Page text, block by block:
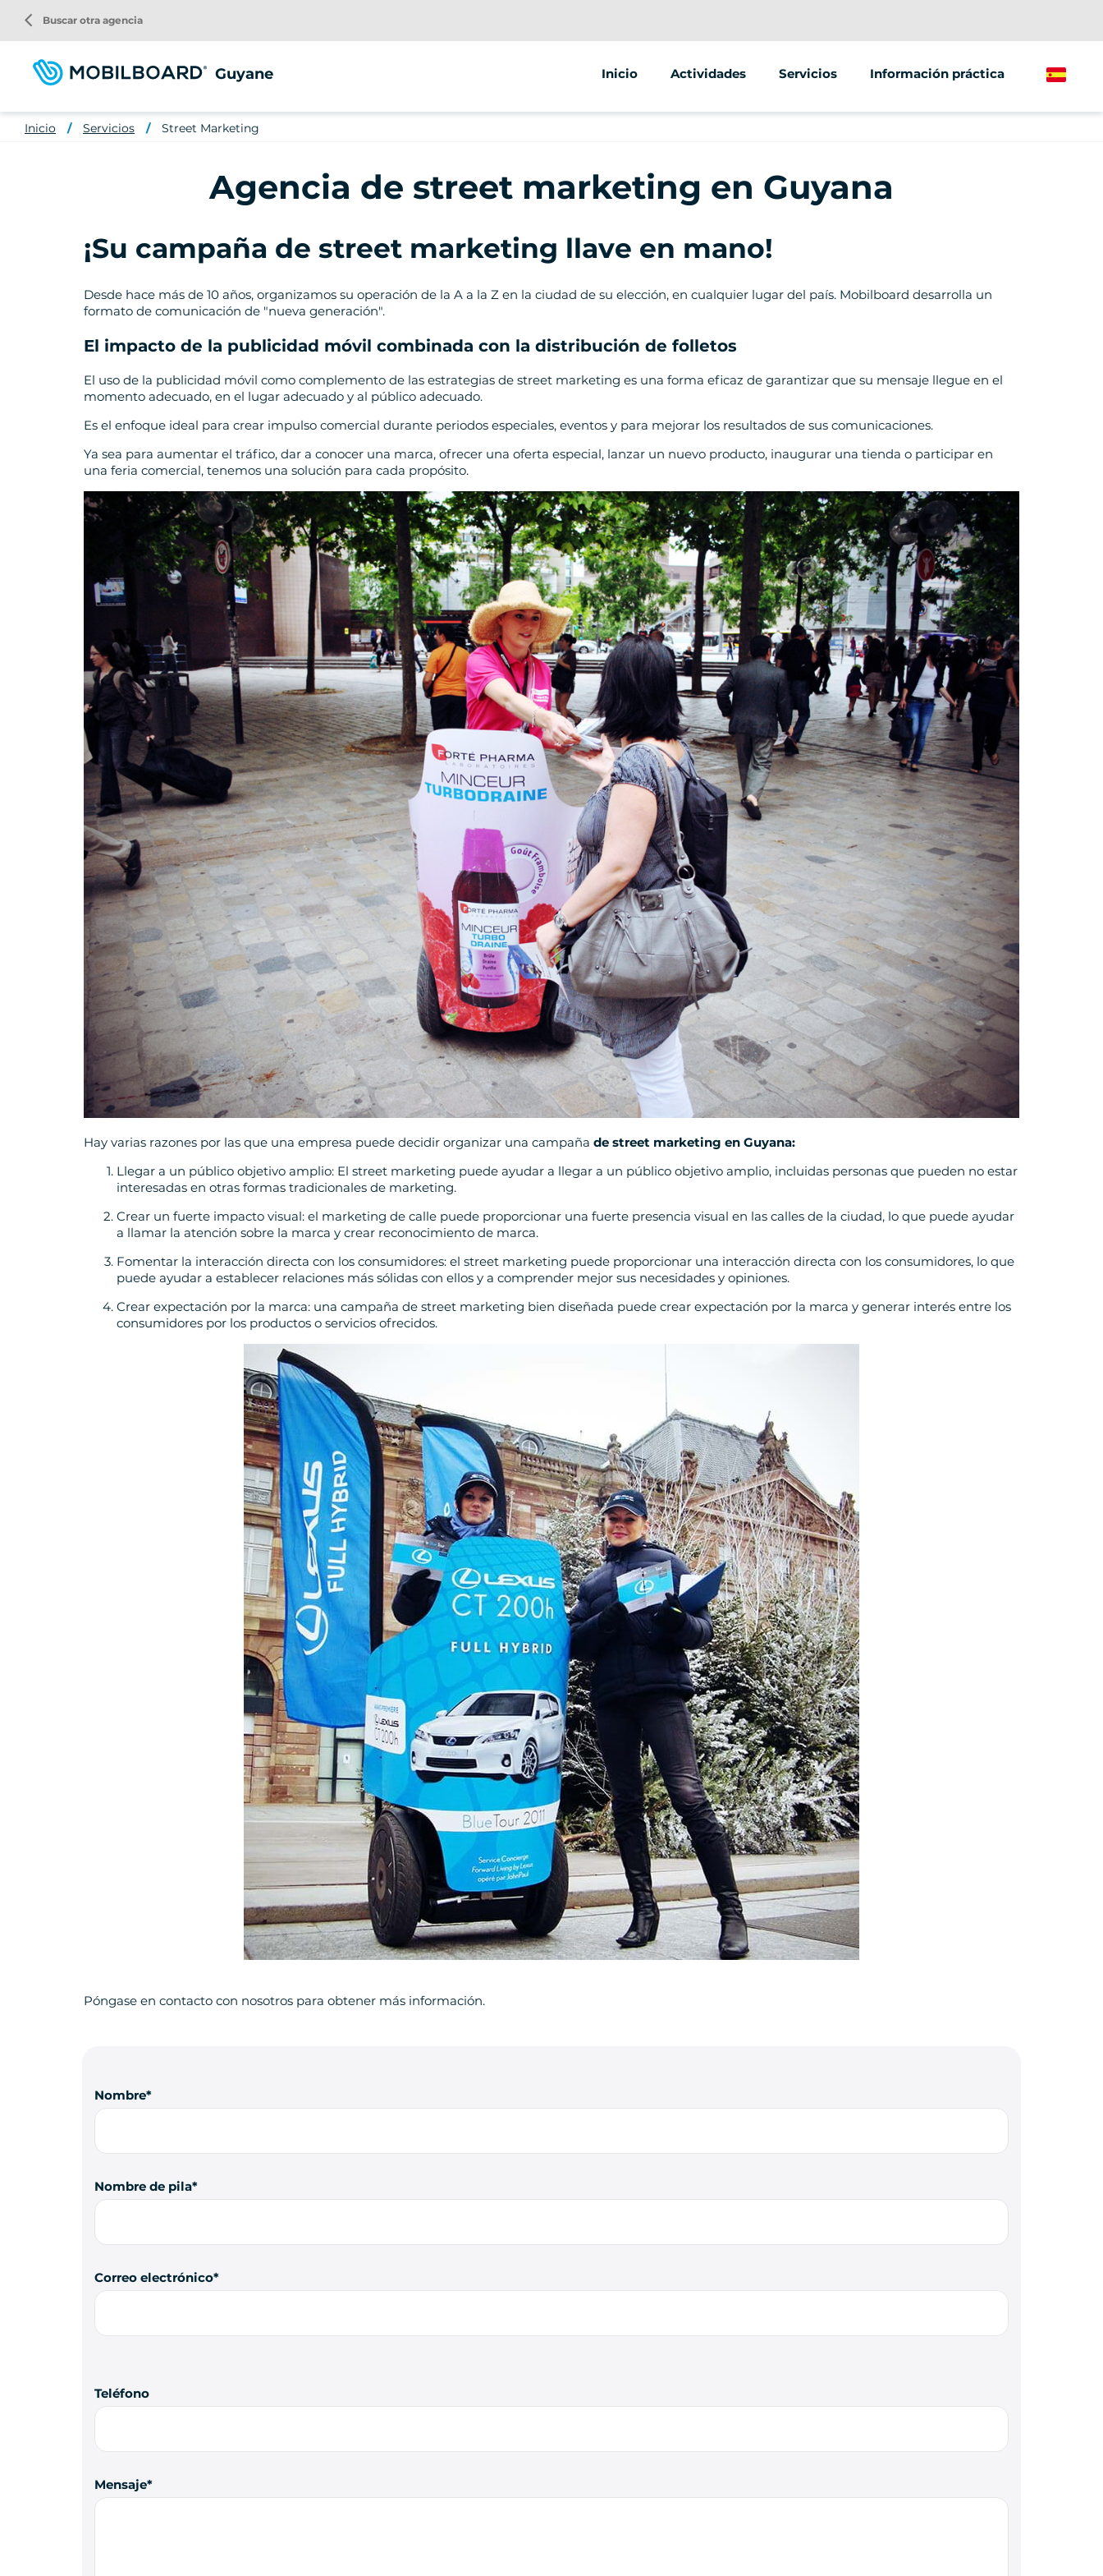
contenido
principal
Guyane Inicio Actividades
Segway
Bicicleta eléctrica
Servicios
Eventos y seminarios
Información práctica
arrow_back_ios Buscar otra agencia
Spanish
Inicio Servicios Street Marketing
Agencia de street marketing en Guyana
¡Su campaña de street marketing llave en mano!
Desde hace más de 10 años, organizamos su operación de la A a la Z en la ciudad de su elección, en cualquier lugar del país. Mobilboard desarrolla un
formato de comunicación de "nueva generación".
El impacto de la publicidad móvil combinada con la distribución de folletos
El uso de la publicidad móvil como complemento de las estrategias de street marketing es una forma eficaz de garantizar que su mensaje llegue en el
momento adecuado, en el lugar adecuado y al público adecuado.
Es el enfoque ideal para crear impulso comercial durante periodos especiales, eventos y para mejorar los resultados de sus comunicaciones.
Ya sea para aumentar el tráfico, dar a conocer una marca, ofrecer una oferta especial, lanzar un nuevo producto, inaugurar una tienda o participar en
una feria comercial, tenemos una solución para cada propósito.
Hay varias razones por las que una empresa puede decidir organizar una campaña de street marketing en Guyana:
Llegar a un público objetivo amplio: El street marketing puede ayudar a llegar a un público objetivo amplio, incluidas personas que pueden no estar
interesadas en otras formas tradicionales de marketing.
Crear un fuerte impacto visual: el marketing de calle puede proporcionar una fuerte presencia visual en las calles de la ciudad, lo que puede ayudar
a llamar la atención sobre la marca y crear reconocimiento de marca.
Fomentar la interacción directa con los consumidores: el street marketing puede proporcionar una interacción directa con los consumidores, lo que
puede ayudar a establecer relaciones más sólidas con ellos y a comprender mejor sus necesidades y opiniones.
Crear expectación por la marca: una campaña de street marketing bien diseñada puede crear expectación por la marca y generar interés entre los
consumidores por los productos o servicios ofrecidos.
Póngase en contacto con nosotros para obtener más información.
Nombre
Nombre de pila
Correo electrónico
Teléfono
Mensaje